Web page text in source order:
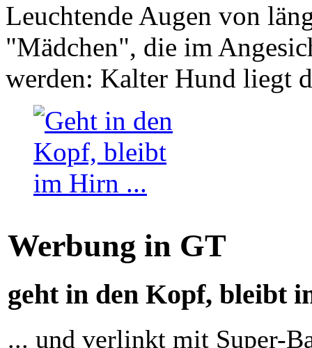
Leuchtende Augen von
"Mädchen", die im
werden: Kalter Hund liegt
Werbung in GT
geht in den Kopf, bleibt
... und verlinkt mit Super-